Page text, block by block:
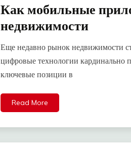
Как мобильные
недвижимости
Еще недавно рынок недвижимости
цифровые технологии кардинально
ключевые позиции в
Read More